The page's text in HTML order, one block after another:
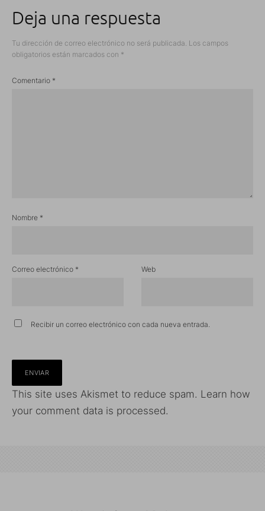
Deja una respuesta
Tu dirección de correo electrónico no será publicada. Los campos
obligatorios están marcados con *
Comentario *
Nombre *
Correo electrónico * Web
Recibir un correo electrónico con cada nueva entrada.
This site uses Akismet to reduce spam. Learn how
your comment data is processed.